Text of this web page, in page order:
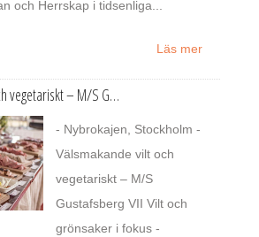
och Herrskap i tidsenliga...
Läs mer
vegetariskt – M/S G…
- Nybrokajen, Stockholm -
Välsmakande vilt och
vegetariskt – M/S
Gustafsberg VII Vilt och
grönsaker i fokus -